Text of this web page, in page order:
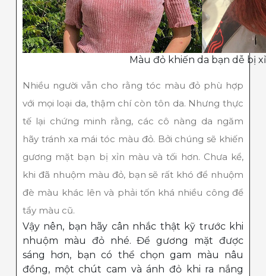
Màu đỏ khiến da bạn dễ bị
Nhiều người vẫn cho rằng tóc màu đỏ phù hợp
với mọi loại da, thậm chí còn tôn da. Nhưng thực
tế lại chứng minh rằng, các cô nàng da ngăm
hãy tránh xa mái tóc màu đỏ. Bởi chúng sẽ khiến
gương mặt bạn bị xỉn màu và tối hơn. Chưa kể,
khi đã nhuộm màu đỏ, bạn sẽ rất khó để nhuộm
đè màu khác lên và phải tốn khá nhiều công để
tẩy màu cũ.
Vậy nên, bạn hãy cân nhắc thật kỹ trước khi
nhuộm màu đỏ nhé. Để gương mặt được
sáng hơn, bạn có thể chọn gam màu nâu
đồng, một chút cam và ánh đỏ khi ra nắng